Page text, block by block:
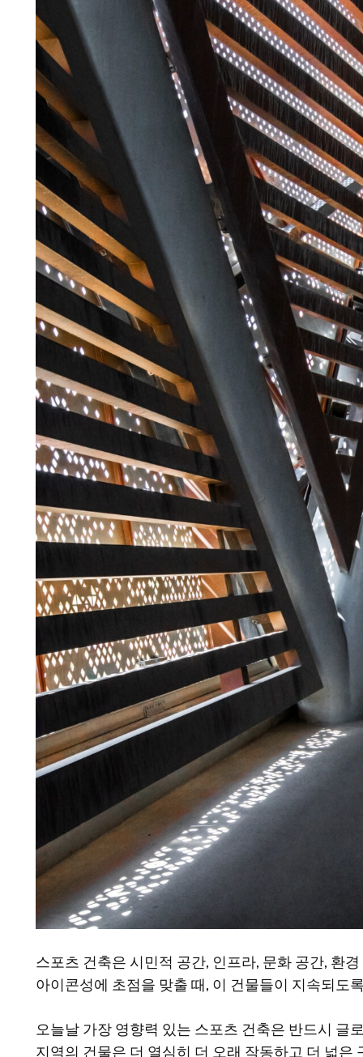
스포츠 건축은 시민적 공간, 인프라, 문화 공간, 환
아이콘성에 초점을 맞출 때, 이 건물들이 지속되도
오늘날 가장 영향력 있는 스포츠 건축은 반드시 글
지역의 건물은 더 열심히 더 오래 작동하고 더 넓